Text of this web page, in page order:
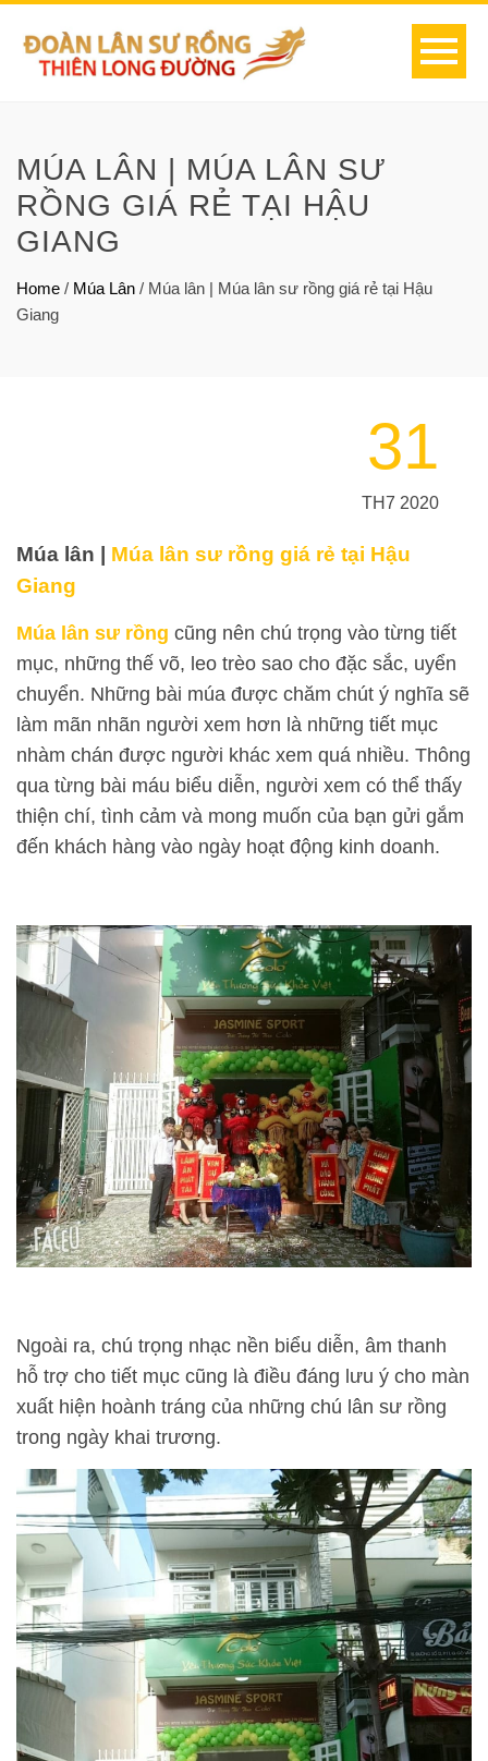
MÚA LÂN | MÚA LÂN SƯ
RỒNG GIÁ RẺ TẠI HẬU
GIANG
Home / Múa Lân / Múa lân | Múa lân sư rồng giá rẻ tại Hậu
Giang
31
TH7 2020
Múa lân | Múa lân sư rồng giá rẻ tại Hậu
Giang
Múa lân sư rồng cũng nên chú trọng vào từng tiết
mục, những thế võ, leo trèo sao cho đặc sắc, uyển
chuyển. Những bài múa được chăm chút ý nghĩa sẽ
làm mãn nhãn người xem hơn là những tiết mục
nhàm chán được người khác xem quá nhiều. Thông
qua từng bài máu biểu diễn, người xem có thể thấy
thiện chí, tình cảm và mong muốn của bạn gửi gắm
đến khách hàng vào ngày hoạt động kinh doanh.
Ngoài ra, chú trọng nhạc nền biểu diễn, âm thanh
hỗ trợ cho tiết mục cũng là điều đáng lưu ý cho màn
xuất hiện hoành tráng của những chú lân sư rồng
trong ngày khai trương.